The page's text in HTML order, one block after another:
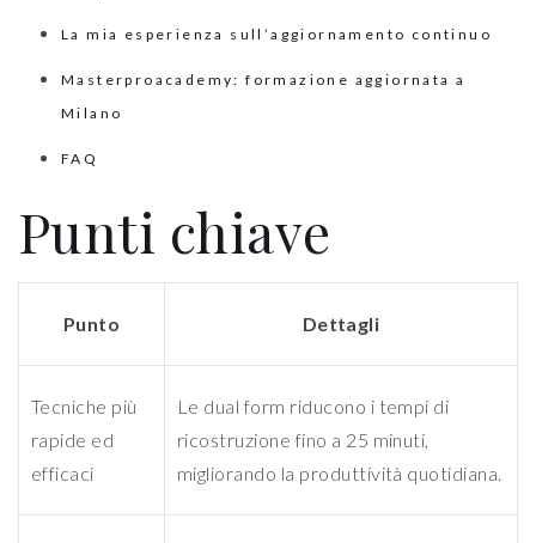
La mia esperienza sull’aggiornamento continuo
Masterproacademy: formazione aggiornata a
Milano
FAQ
Punti chiave
Punto Dettagli
Tecniche più
rapide ed
efficaci
Le dual form riducono i tempi di
ricostruzione fino a 25 minuti,
migliorando la produttività quotidiana.